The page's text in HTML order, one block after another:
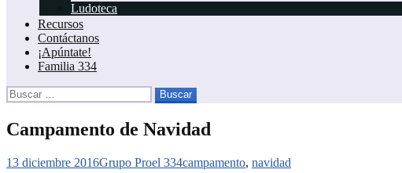
Ludoteca
Recursos
Contáctanos
¡Apúntate!
Familia 334
Buscar:
Campamento de Navidad
13 diciembre 2016Grupo Proel 334campamento, navidad